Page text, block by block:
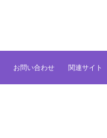
お問い合わせ 関連サイト